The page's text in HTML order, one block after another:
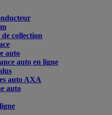
collection
auto
auto en ligne
auto AXA
auto